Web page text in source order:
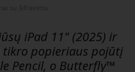
iPad 11" (2025) ir
tikro popieriaus pojūtį
Pencil, o Butterfly™